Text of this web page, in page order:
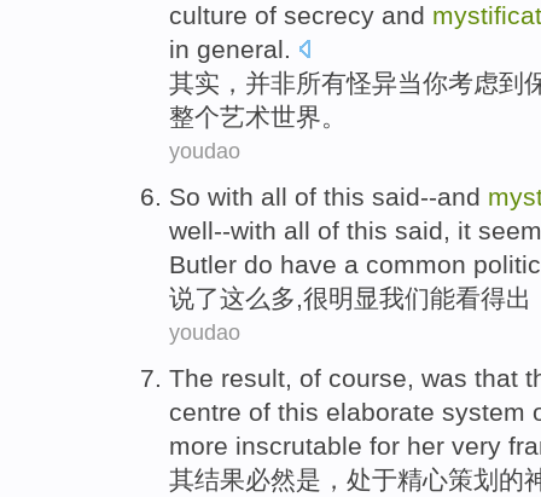
culture of secrecy and
in general.
其实 ， 并非所有怪异当你考虑到
整个艺术世界。
youdao
So with all of this said--and
well--with all of this said, it
Butler do have a common
说了这么多,很明显我们能看得出
youdao
The result, of course, was that
centre of this elaborate system
more inscrutable for her very
其结果必然是 ，处于精心策划 的